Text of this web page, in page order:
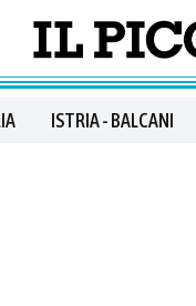
ISTRIA - BALCANI